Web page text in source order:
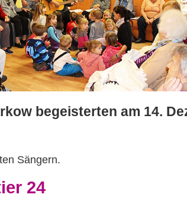
begeisterten am 14.
Sängern.
24